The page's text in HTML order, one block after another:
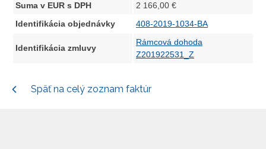
Suma v EUR s DPH
2 166,00 €
Identifikácia objednávky
408-2019-1034-BA
Identifikácia zmluvy
Rámcová dohoda
Z201922531_Z
Späť na celý zoznam faktúr